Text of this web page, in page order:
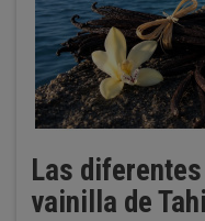
Las
vainilla de